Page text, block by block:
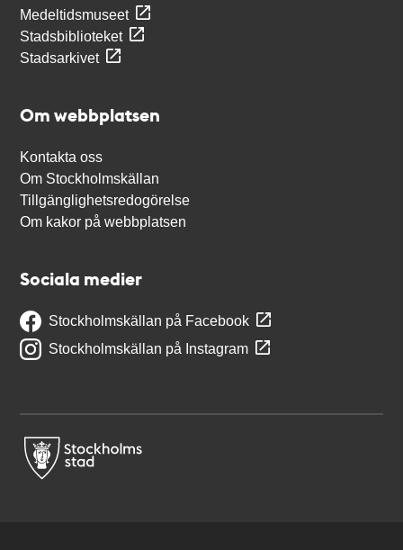
Medeltidsmuseet
Stadsbiblioteket
Stadsarkivet
Om webbplatsen
Kontakta oss
Om Stockholmskällan
Tillgänglighetsredogörelse
Om kakor på webbplatsen
Sociala medier
Stockholmskällan på Facebook
Stockholmskällan på Instagram